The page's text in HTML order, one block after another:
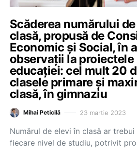
Scăderea numărului
clasă, propusă de
Economic și Social, în
observații la
educației: cel mult 20
clasele primare și
clasă, în gimnaziu
Mihai Peticilă 23 martie 2023
Numărul de elevi în clasă ar
fiecare nivel de studiu, potrivit